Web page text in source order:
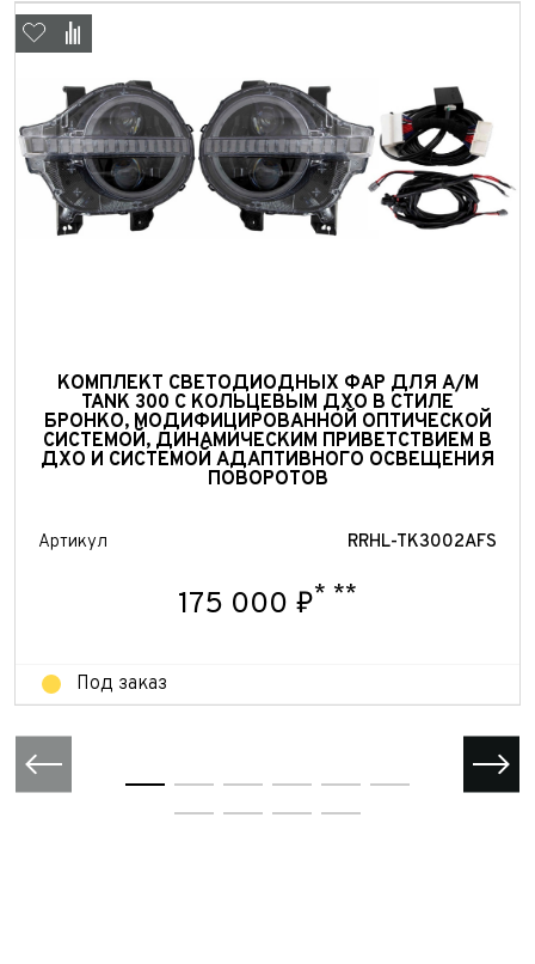
КОМПЛЕКТ СВЕТОДИОДНЫХ ФАР ДЛЯ А/М
TANK 300 С КОЛЬЦЕВЫМ ДХО В СТИЛЕ
БРОНКО, МОДИФИЦИРОВАННОЙ ОПТИЧЕСКОЙ
СИСТЕМОЙ, ДИНАМИЧЕСКИМ ПРИВЕТСТВИЕМ В
ДХО И СИСТЕМОЙ АДАПТИВНОГО ОСВЕЩЕНИЯ
ПОВОРОТОВ
Артикул RRHL-TK3002AFS
175 000 ₽* **
Под заказ
Принимаю условия соглашенияоб обработке
персональных данных
Количество владельцев
Принимаю условиясоглашенияоб обработке
персональных данных
Принимаю условиясоглашенияоб обработке
персональных данных